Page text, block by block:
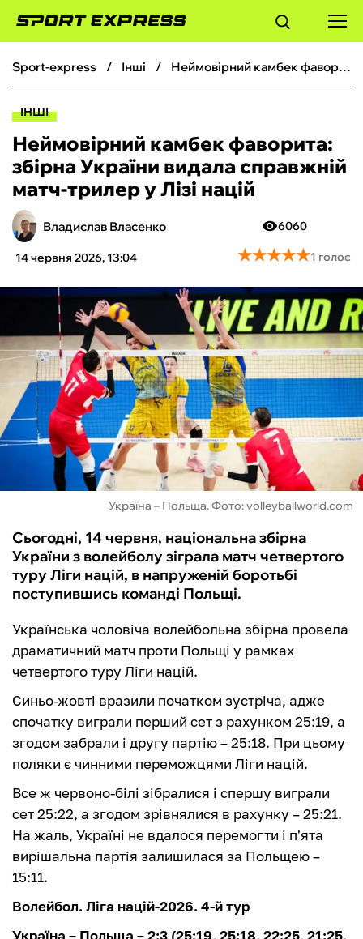
ФУТБОЛ
БОКС
ХОКЕЙ
ТЕНІС
КІБЕРСПОРТ
ЧС-2026
ФУТЗАЛ
ІНШІ
БУКМЕКЕРИ
sport-express інші Неймовірний камбек фаворита: збірна України видала справжній матч-трилер у Лізі націй
ІНШІ
Неймовірний камбек фаворита:
збірна України видала справжній
матч-трилер у Лізі націй
Владислав Власенко
14 червня 2026, 13:04
6060
★★★★★
★★★★★1 голос
Україна – Польща. Фото: volleyballworld.com
Сьогодні, 14 червня, національна збірна
України з волейболу зіграла матч четвертого
туру Ліги націй, в напруженій боротьбі
поступившись команді Польщі.
Українська чоловіча волейбольна збірна провела
драматичний матч проти Польщі у рамках
четвертого туру Ліги націй.
Синьо-жовті вразили початком зустріча, адже
спочатку виграли перший сет з рахунком 25:19, а
згодом забрали і другу партію – 25:18. При цьому
поляки є чинними переможцями Ліги націй.
Все ж червоно-білі зібралися і спершу виграли
сет 25:22, а згодом зрівнялися в рахунку – 25:21.
На жаль, Україні не вдалося перемогти і п'ята
вирішальна партія залишилася за Польщею –
15:11.
Волейбол. Ліга націй-2026. 4-й тур